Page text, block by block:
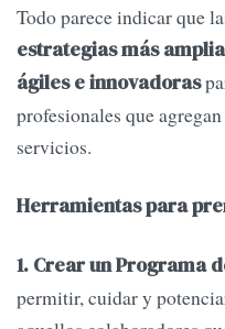
Todo parece indicar que
estrategias más
ágiles e innovadoras
profesionales que
servicios.
Herramientas para
1. Crear unPrograma
permitir, cuidar y